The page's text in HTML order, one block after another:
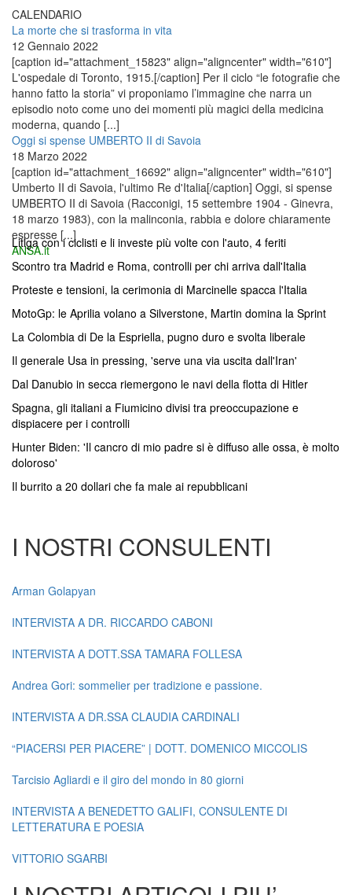
CALENDARIO
La morte che si trasforma in vita
12 Gennaio 2022
[caption id="attachment_15823" align="aligncenter" width="610"]
L'ospedale di Toronto, 1915.[/caption] Per il ciclo “le fotografie che
hanno fatto la storia” vi proponiamo l’immagine che narra un
episodio noto come uno dei momenti più magici della medicina
moderna, quando [...]
Oggi si spense UMBERTO II di Savoia
18 Marzo 2022
[caption id="attachment_16692" align="aligncenter" width="610"]
Umberto II di Savoia, l'ultimo Re d'Italia[/caption] Oggi, si spense
UMBERTO II di Savoia (Racconigi, 15 settembre 1904 - Ginevra,
18 marzo 1983), con la malinconia, rabbia e dolore chiaramente
espresse [...]
ANSA.it
Litiga con i ciclisti e li investe più volte con l'auto, 4 feriti
Scontro tra Madrid e Roma, controlli per chi arriva dall'Italia
Proteste e tensioni, la cerimonia di Marcinelle spacca l'Italia
MotoGp: le Aprilia volano a Silverstone, Martin domina la Sprint
La Colombia di De la Espriella, pugno duro e svolta liberale
Il generale Usa in pressing, 'serve una via uscita dall'Iran'
Dal Danubio in secca riemergono le navi della flotta di Hitler
Spagna, gli italiani a Fiumicino divisi tra preoccupazione e
dispiacere per i controlli
Hunter Biden: 'Il cancro di mio padre si è diffuso alle ossa, è molto
doloroso'
Il burrito a 20 dollari che fa male ai repubblicani
I NOSTRI CONSULENTI
Arman Golapyan
INTERVISTA A DR. RICCARDO CABONI
INTERVISTA A DOTT.SSA TAMARA FOLLESA
Andrea Gori: sommelier per tradizione e passione.
INTERVISTA A DR.SSA CLAUDIA CARDINALI
“PIACERSI PER PIACERE” | DOTT. DOMENICO MICCOLIS
Tarcisio Agliardi e il giro del mondo in 80 giorni
INTERVISTA A BENEDETTO GALIFI, CONSULENTE DI
LETTERATURA E POESIA
VITTORIO SGARBI